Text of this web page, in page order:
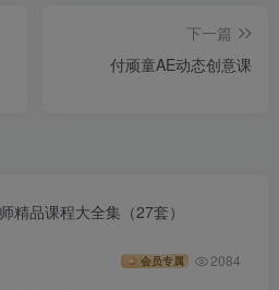
下一篇
付顽童AE动态创意课
精品课程大全集（27套）
会员专属 2084